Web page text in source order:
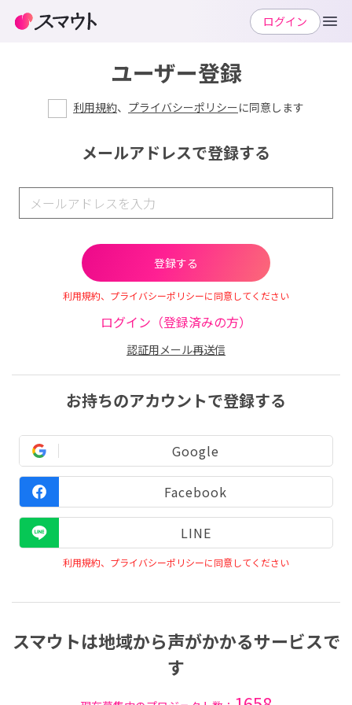
ユーザー登録
利用規約、 プライバシーポリシーに同意します
メールアドレスで登録する
利用規約、プライバシーポリシーに同意してください
ログイン（登録済みの方）
認証用メール再送信
お持ちのアカウントで登録する
Google
Facebook
LINE
利用規約、プライバシーポリシーに同意してください
スマウトは地域から声がかかるサービスで
す
ログイン